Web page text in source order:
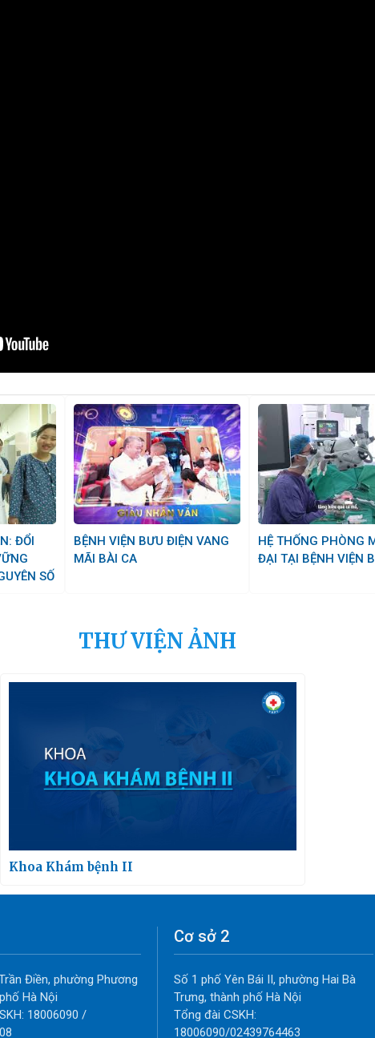
SỐ
BỆNH VIỆN BƯU ĐIỆN VANG
MÃI BÀI CA
HỆ THỐNG PHÒNG MỔ HIỆN
ĐẠI TẠI BỆNH VIỆN
THƯ VIỆN ẢNH
Khoa Khám bệnh II
Điền, phường Phương
Hà Nội
18006090 /
Cơ sở 2
Số 1 phố Yên Bái II, phường Hai Bà
Trưng, thành phố Hà Nội
Tổng đài CSKH:
18006090/02439764463